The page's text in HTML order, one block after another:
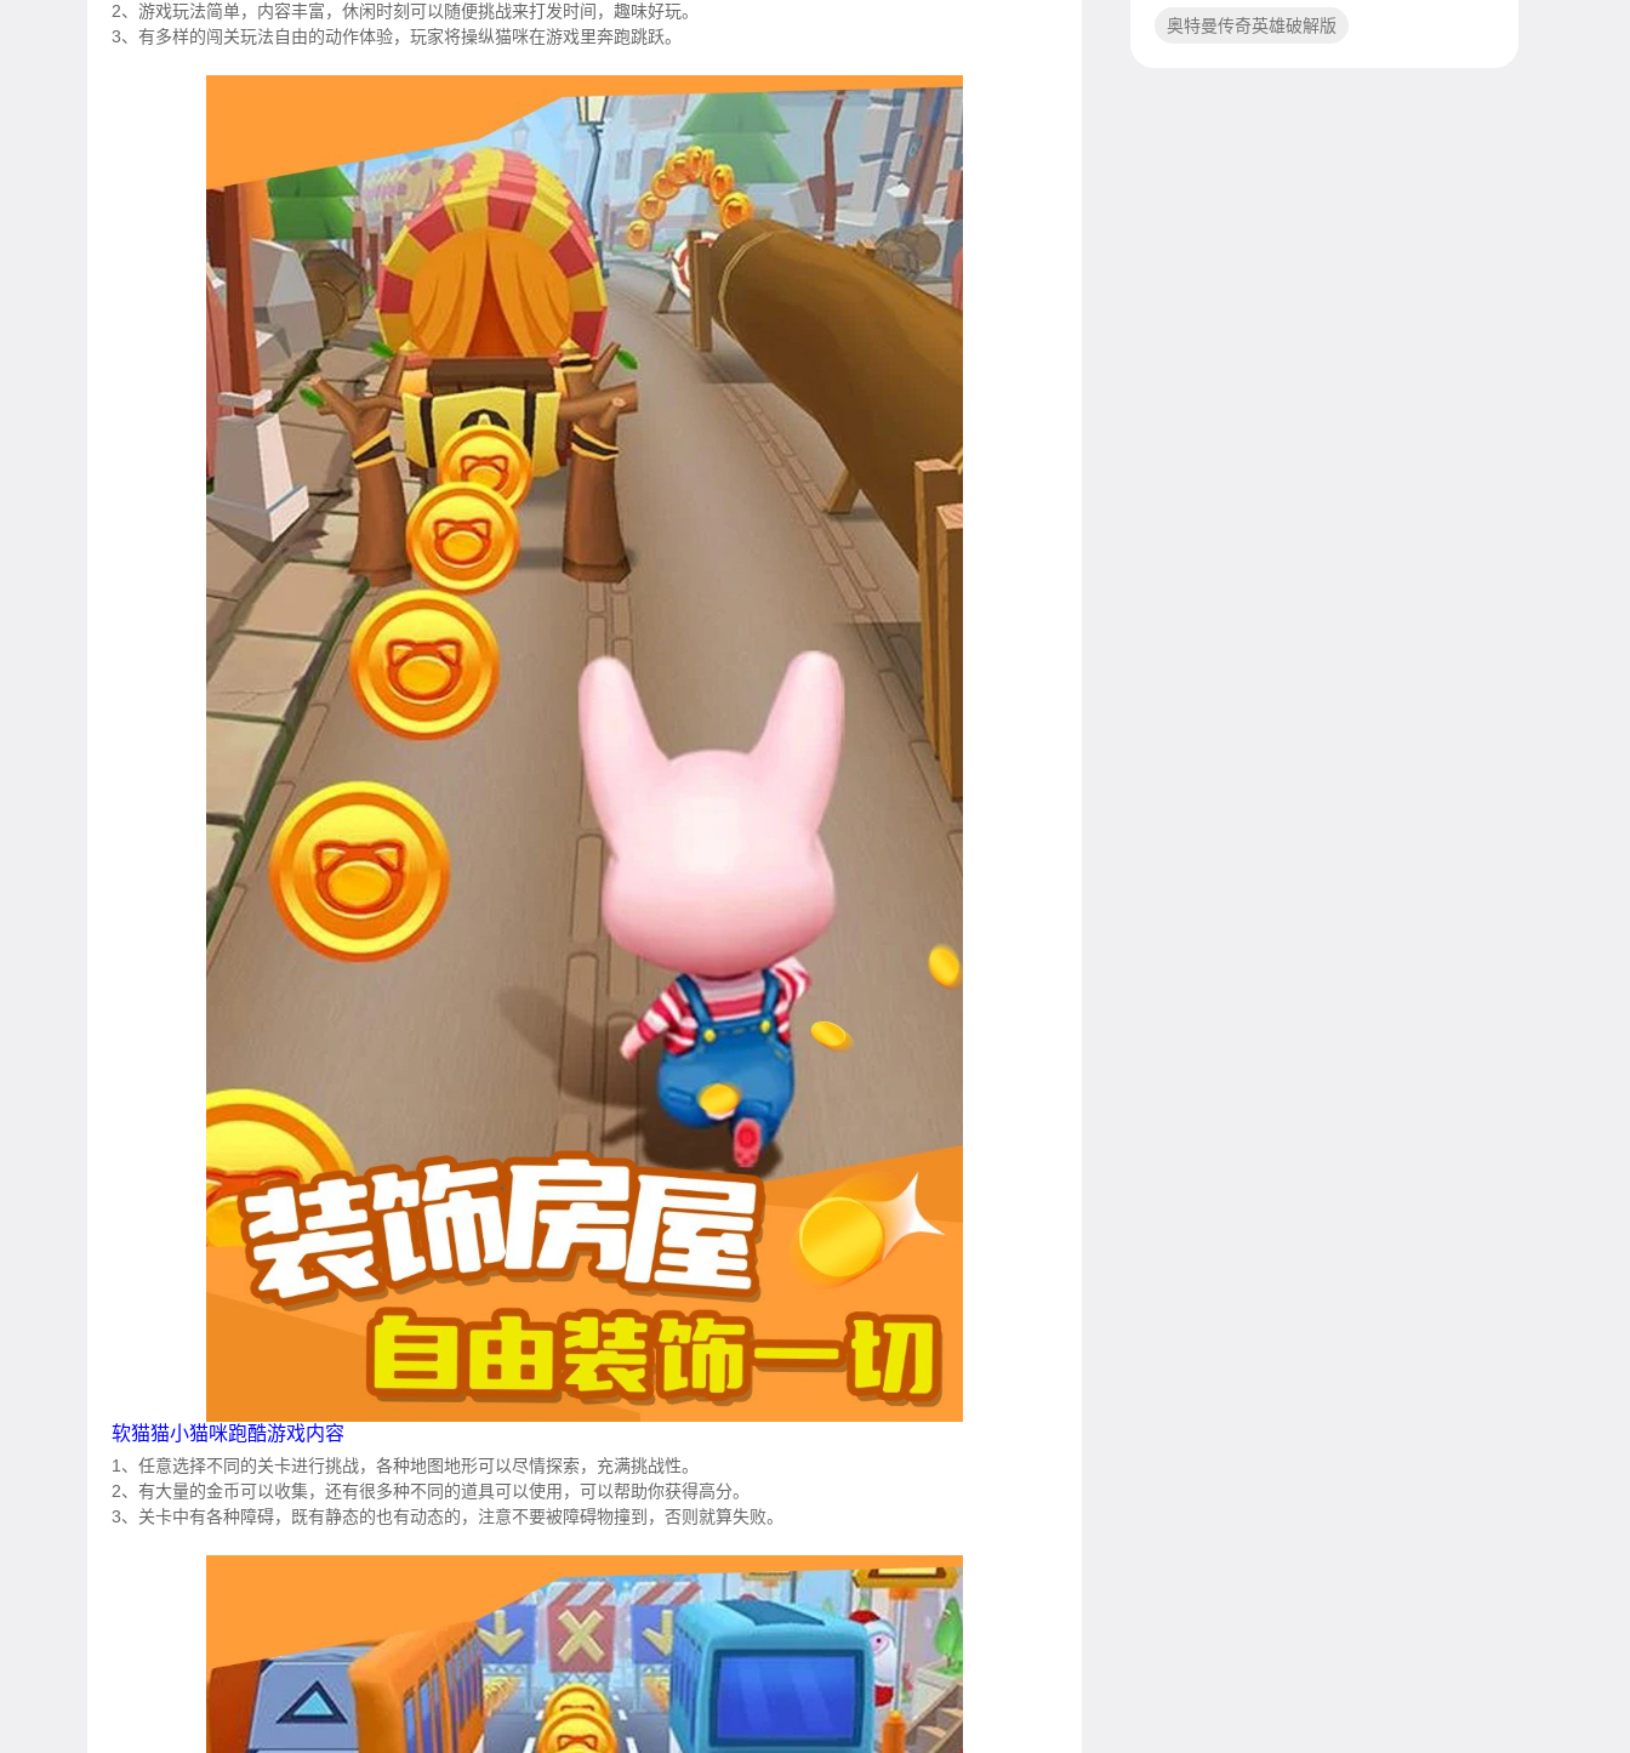
2、游戏玩法简单，内容丰富，休闲时刻可以随便挑战来打发时间，趣味好玩。
3、有多样的闯关玩法自由的动作体验，玩家将操纵猫咪在游戏里奔跑跳跃。
软猫猫小猫咪跑酷游戏内容
1、任意选择不同的关卡进行挑战，各种地图地形可以尽情探索，充满挑战性。
2、有大量的金币可以收集，还有很多种不同的道具可以使用，可以帮助你获得高分。
3、关卡中有各种障碍，既有静态的也有动态的，注意不要被障碍物撞到，否则就算失败。
奥特曼传奇英雄破解版